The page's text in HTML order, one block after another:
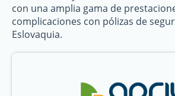
con una amplia gama de
complicaciones con pólizas de
Eslovaquia.